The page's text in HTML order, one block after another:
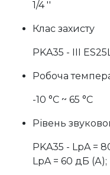
1/4 ''
Клас захисту
PKA35 - III
Робоча
-10 °C ~ 65 °C
Рівень
PKA35 - LpA =
LpA = 60 дБ (А);